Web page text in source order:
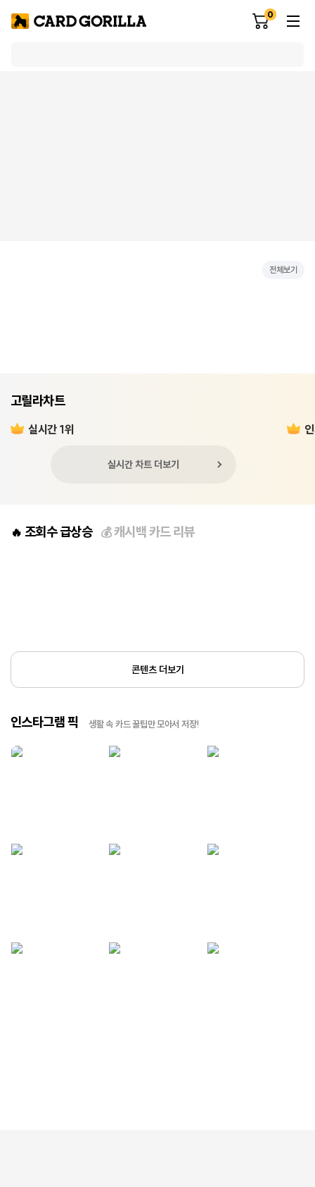
0
전체보기
고릴라차트
실시간 1위
실시간 차트 더보기
🔥 조회수 급상승 💰캐시백 카드 리뷰
콘텐츠 더보기
인스타그램 픽 생활 속 카드 꿀팁만 모아서 저장!